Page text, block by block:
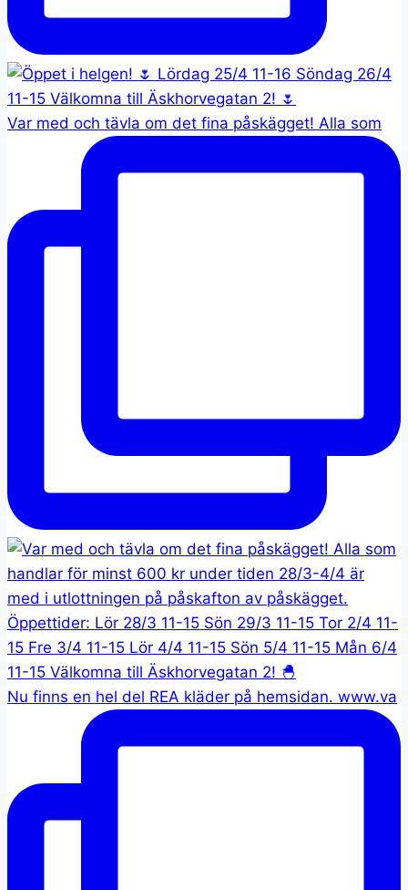
Var med och tävla om det fina påskägget! Alla som
Nu finns en hel del REA kläder på hemsidan. www.va